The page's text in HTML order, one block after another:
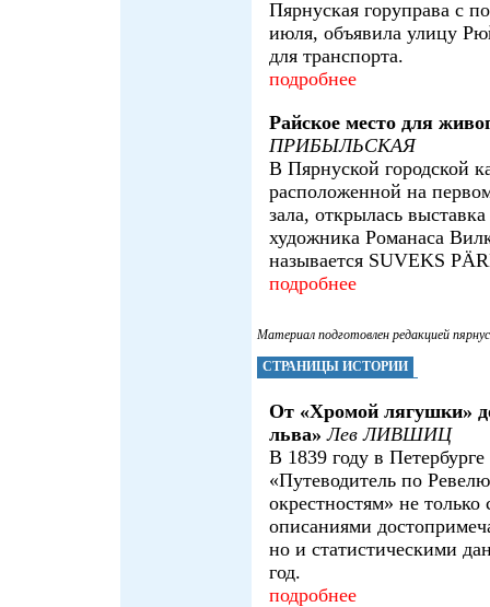
Пярнуская горуправа с
июля, объявила улицу
для транспорта.
подробнее
Райское место для
ПРИБЫЛЬСКАЯ
В Пярнуской городской
расположенной на
зала, открылась
художника Романаса
называется SUVEKS
подробнее
Материал подготовлен редакцией
СТРАНИЦЫ ИСТОРИИ
От «Хромой лягушки»
льва» Лев ЛИВШИЦ
В 1839 году в
«Путеводитель по
окрестностям» не
описаниями
но и статистическими
год.
подробнее